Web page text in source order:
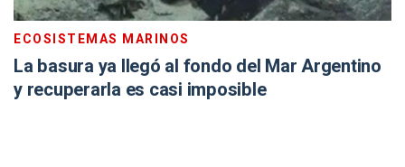
ECOSISTEMAS MARINOS
La basura ya llegó al fondo del Mar Argentino
y recuperarla es casi imposible